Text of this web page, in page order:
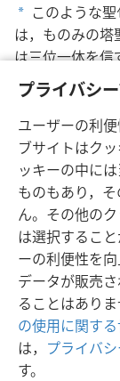
プライバシ
ユーザーの利
ブサイトはク
ッキーの中に
ものもあり，
ん。その他の
は選択するこ
ーの利便性を
データが販売
ることはありま
の使用に関す
は， プライバ
す。
a このような
は，ものみの
は三位一体を信
[19ページの図
Church at